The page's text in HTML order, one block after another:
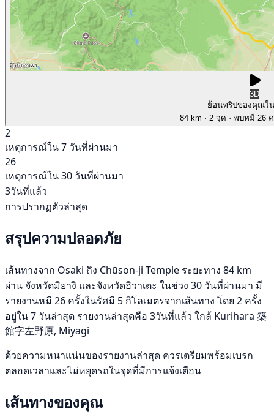
3D
ย้อนทริปของคุณใ
84 km · 2 จุด · พบหมี 26
2
เหตุการณ์ใน 7 วันที่ผ่านมา
26
เหตุการณ์ใน 30 วันที่ผ่านมา
3วันที่แล้ว
การปรากฏตัวล่าสุด
สรุปความปลอดภัย
เส้นทางจาก Osaki ถึง Chūson-ji Temple ระยะทาง 84 km
ผ่าน จังหวัดมิยางิ และจังหวัดอิวาเตะ ในช่วง 30 วันที่ผ่านมา มี
รายงานหมี 26 ครั้งในรัศมี 5 กิโลเมตรจากเส้นทาง โดย 2 ครั้ง
อยู่ใน 7 วันล่าสุด รายงานล่าสุดคือ 3วันที่แล้ว ใกล้ Kurihara 築
館字左野原, Miyagi
ด้วยความหนาแน่นของรายงานล่าสุด ควรเตรียมพร้อมเบรก
ตลอดเวลาและไม่หยุดรถในจุดที่มีการแจ้งเตือน
เส้นทางของคุณ